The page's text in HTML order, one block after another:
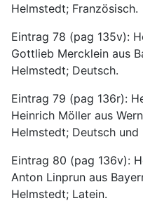
Helmstedt; Französisch.
Eintrag 78 (pag 135v):
Gottlieb Mercklein aus
Helmstedt; Deutsch.
Eintrag 79 (pag 136r):
Heinrich Möller aus
Helmstedt; Deutsch und
Eintrag 80 (pag 136v):
Anton Linprun aus
Helmstedt; Latein.